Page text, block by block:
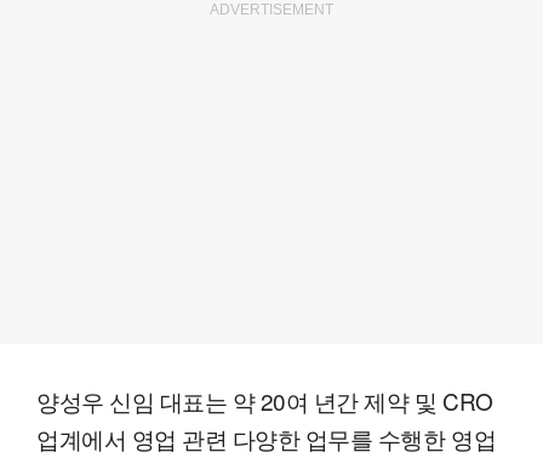
ADVERTISEMENT
양성우 신임 대표는 약 20여 년간 제약 및 CRO
업계에서 영업 관련 다양한 업무를 수행한 영업